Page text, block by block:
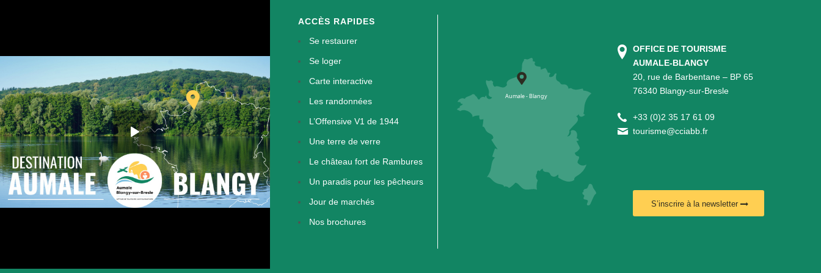
ACCÈS RAPIDES
Se restaurer
Se loger
Carte interactive
Les randonnées
L’Offensive V1 de 1944
Une terre de verre
Le château fort de Rambures
Un paradis pour les pêcheurs
Jour de marchés
Nos brochures
OFFICE DE TOURISME
AUMALE-BLANGY
20, rue de Barbentane – BP 65
76340 Blangy-sur-Bresle
+33 (0)2 35 17 61 09
tourisme@cciabb.fr
S’inscrire à la newsletter